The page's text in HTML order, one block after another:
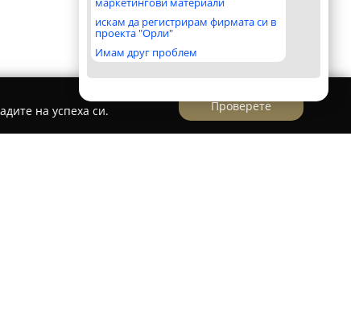
искам да регистрирам фирмата си в
проекта "Орли"
Имам друг проблем
на успеха си.
Проверете